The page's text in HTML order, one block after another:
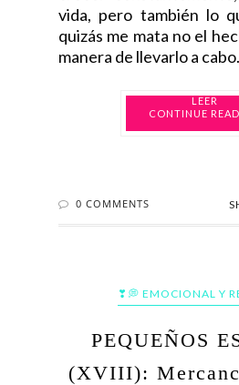
vida, pero también lo
quizás me mata no el
manera de llevarlo a
CONTINUE
0 COMMENTS
❣💭 EMOCIONAL Y
PEQUEÑOS
(XVIII):